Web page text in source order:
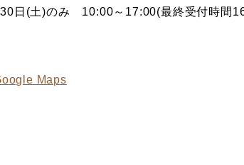
日(土)のみ 10:00～17:00(最終受付時間
Maps